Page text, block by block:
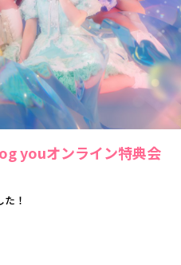
youオンライン特典会
！